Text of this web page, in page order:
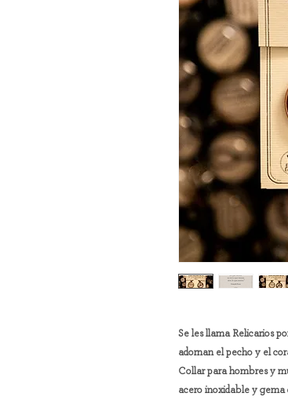
Se les llama Relicarios
adornan el pecho y el
Collar para hombres y
acero inoxidable y